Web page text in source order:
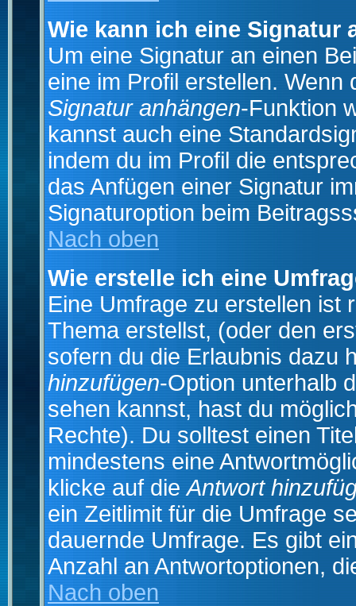
Wie kann ich eine Signatur
Um eine Signatur an einen
eine im Profil erstellen.
Signatur anhängen-Funktion
kannst auch eine
indem du im Profil die
das Anfügen einer Signatur
Signaturoption beim
Nach oben
Wie erstelle ich eine
Eine Umfrage zu erstellen ist
Thema erstellst, (oder den
sofern du die Erlaubnis dazu
hinzufügen-Option unterhalb
sehen kannst, hast du
Rechte). Du solltest einen
mindestens eine
klicke auf dieAntwort
ein Zeitlimit für die Umfrage
dauernde Umfrage. Es gibt
Anzahl an Antwortoptionen,
Nach oben